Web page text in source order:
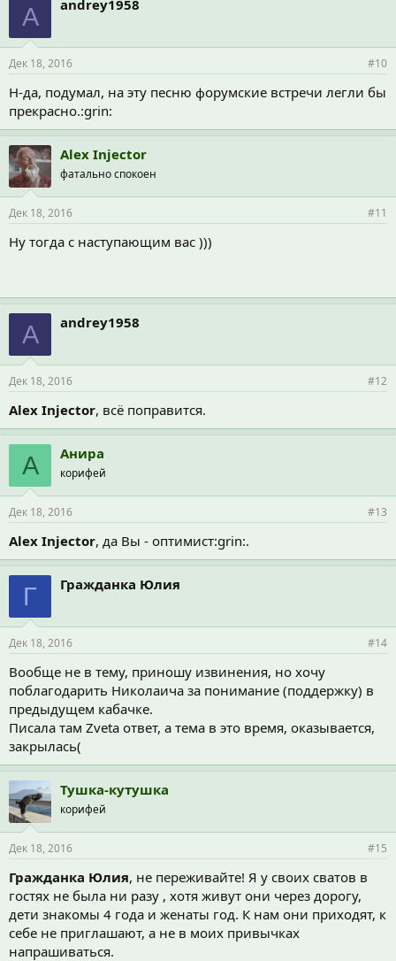
A andrey1958
Дек 18, 2016 #10
Н-да, подумал, на эту песню форумские встречи легли бы
прекрасно.:grin:
Alex Injector
фатально спокоен
Дек 18, 2016 #11
Ну тогда с наступающим вас )))
A andrey1958
Дек 18, 2016 #12
Alex Injector, всё поправится.
А Анира
корифей
Дек 18, 2016 #13
Alex Injector, да Вы - оптимист:grin:.
Г Гражданка Юлия
Дек 18, 2016 #14
Вообще не в тему, приношу извинения, но хочу
поблагодарить Николаича за понимание (поддержку) в
предыдущем кабачке.
Писала там Zveta ответ, а тема в это время, оказывается,
закрылась(
Тушка-кутушка
корифей
Дек 18, 2016 #15
Гражданка Юлия, не переживайте! Я у своих сватов в
гостях не была ни разу , хотя живут они через дорогу,
дети знакомы 4 года и женаты год. К нам они приходят, к
себе не приглашают, а не в моих привычках
напрашиваться.